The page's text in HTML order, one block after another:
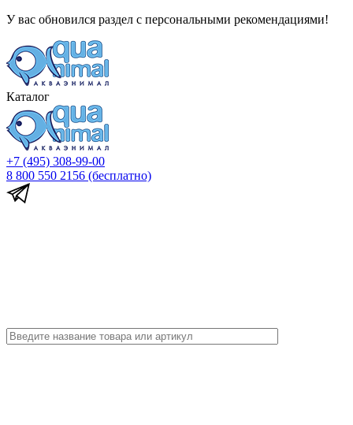
У вас обновился раздел с персональными рекомендациями!
Каталог
+7 (495) 308-99-00
8 800 550 2156 (бесплатно)